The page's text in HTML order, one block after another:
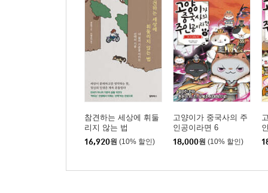
참견하는 세상에 휘둘
리지 않는 법
16,920원 (10% 할인)
고양이가 중국사의 주
인공이라면 6
18,000원 (10% 할인)